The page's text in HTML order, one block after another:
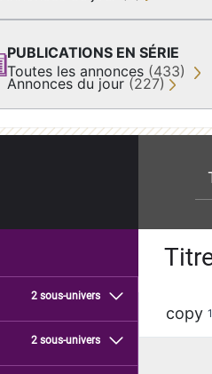
PUBLICATIONS EN SÉRIE
Toutes les annonces (433)
Annonces du jour (227)
2 sous-univers
2 sous-univers
copy